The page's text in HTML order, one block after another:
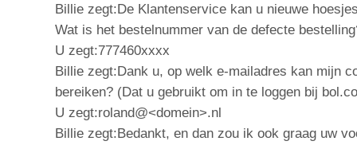
Billie zegt:De Klantenservice kan u nieuwe
Wat is het bestelnummer van de defecte
U zegt:777460xxxx
Billie zegt:Dank u, op welk e-mailadres kan mijn
bereiken? (Dat u gebruikt om in te loggen bij
U zegt:roland@<domein>.nl
Billie zegt:Bedankt, en dan zou ik ook graag uw